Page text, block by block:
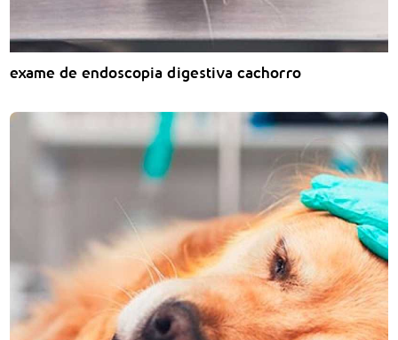
exame de endoscopia digestiva cachorro